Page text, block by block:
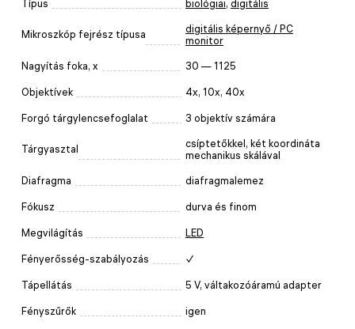
Típus biológiai, digitális
Mikroszkóp fejrész típusa
digitális képernyő / PC
monitor
Nagyítás foka, x 30 — 1125
Objektívek 4x, 10x, 40x
Forgó tárgylencsefoglalat 3 objektív számára
Tárgyasztal
csíptetőkkel, két koordináta
mechanikus skálával
Diafragma diafragmalemez
Fókusz durva és finom
Megvilágítás LED
Fényerősség-szabályozás ✓
Tápellátás 5 V, váltakozóáramú adapter
Fényszűrők igen